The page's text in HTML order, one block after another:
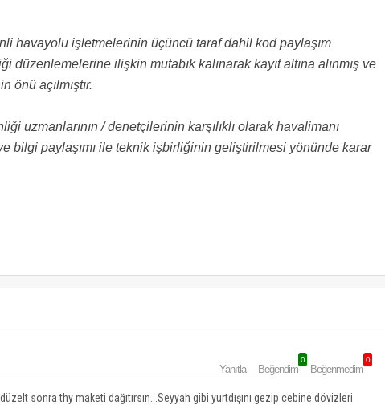
havayolu işletmelerinin üçüncü taraf dahil kod paylaşım
düzenlemelerine ilişkin mutabık kalınarak kayıt altına alınmış ve
önü açılmıştır.
uzmanlarının / denetçilerinin karşılıklı olarak havalimanı
bilgi paylaşımı ile teknik işbirliğinin geliştirilmesi yönünde karar
Yanıtla Beğendim
0
Beğenmedim
0
sonra thy maketi dağıtırsın...Seyyah gibi yurtdışını gezip cebine dövizleri